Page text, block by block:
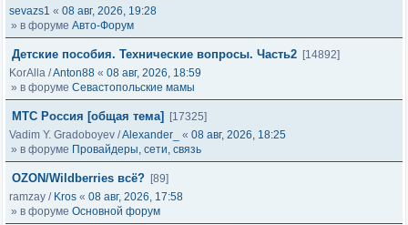
sevazs1 « 08 авг, 2026, 19:28
» в форуме Авто-Форум
Детские пособия. Технические вопросы. Часть2 [14892]
KorAlla /Anton88 « 08 авг, 2026, 18:59
» в форуме Севастопольские мамы
МТС Россия [общая тема]
[17325]
Vadim Y. Gradoboyev /Alexander_ « 08 авг, 2026, 18:25
» в форуме Провайдеры, сети, связь
OZON/Wildberries всё? [89]
ramzay / Kros « 08 авг, 2026, 17:58
» в форуме Основной форум